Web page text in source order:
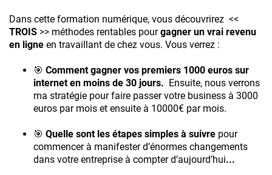
Dans cette formation numérique, vous découvrirez <<
TROIS >> méthodes rentables pourgagner un vrai revenu
en ligne en travaillant de chez vous. Vous verrez :
🎯 ​ Comment gagner vos premiers 1000 euros sur
internet en moins de 30 jours. Ensuite, nous verrons
ma stratégie pour faire passer votre business à 3000
euros par mois et ensuite à 10000€ par mois.
🎯 Quelle sont les étapes simples à suivre pour
commencer à manifester d’énormes changements
dans votre entreprise à compter d’aujourd’hui...